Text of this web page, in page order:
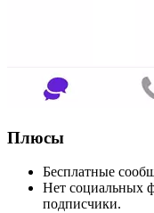
Плюсы
Бесплатные
Нет социальных
подписчики.